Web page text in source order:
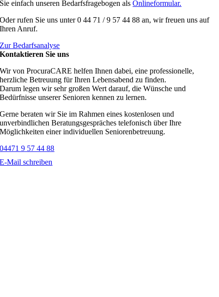
Sie einfach unseren Bedarfsfragebogen alsOnlineformular.
Oder rufen Sie uns unter 0 44 71 / 9 57 44 88 an, wir freuen uns auf
Ihren Anruf.
Zur Bedarfsanalyse
Kontaktieren Sie uns
Wir von ProcuraCARE helfen Ihnen dabei, eine professionelle,
herzliche Betreuung für Ihren Lebensabend zu finden.
Darum legen wir sehr großen Wert darauf, die Wünsche und
Bedürfnisse unserer Senioren kennen zu lernen.
Gerne beraten wir Sie im Rahmen eines kostenlosen und
unverbindlichen Beratungsgespräches telefonisch über Ihre
Möglichkeiten einer individuellen Seniorenbetreuung.
04471 9 57 44 88
E-Mail schreiben